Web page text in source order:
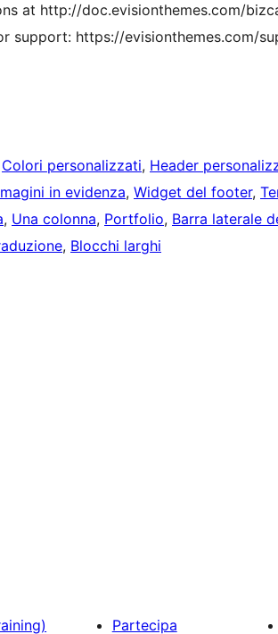
at http://doc.evisionthemes.com/
support: https://evisionthemes.com/
Colori personalizzati, Header
in evidenza, Widget del footer,
, Una colonna, Portfolio, Barra laterale
, Blocchi larghi
Partecipa